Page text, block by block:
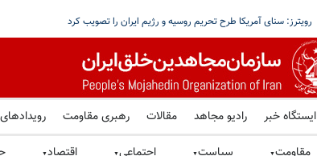
جاودانگی و درگذشت مجاهد والا حسین شریعتی
ایستگاه خبر رادیو مجاهد مقالات رهبری مقاومت
▼
▼
▼
▼